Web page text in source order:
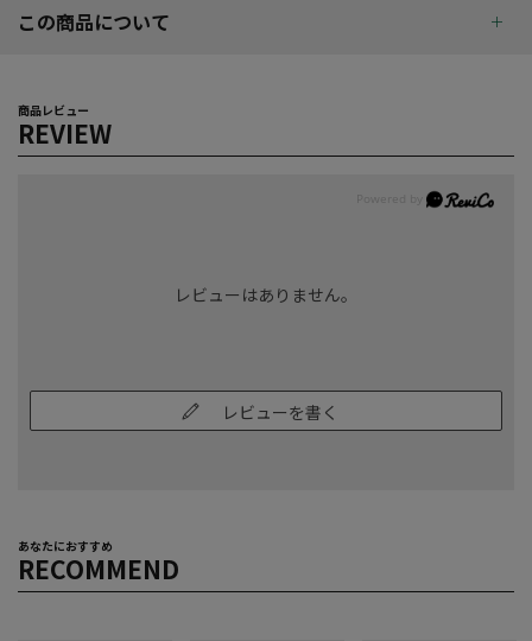
この商品について
商品レビュー
REVIEW
レビューはありません。
レビューを書く
あなたにおすすめ
RECOMMEND